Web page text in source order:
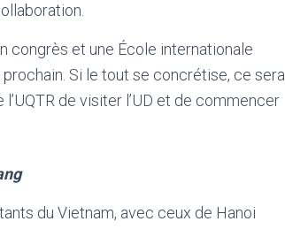
congrès et une École internationale
prochain. Si le tout se concrétise, ce sera
de visiter l’UD et de commencer
du Vietnam, avec ceux de Hanoi